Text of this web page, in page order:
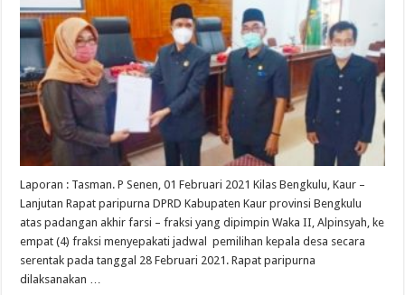
Laporan : Tasman. P Senen, 01 Februari 2021 Kilas Bengkulu, Kaur –
Lanjutan Rapat paripurna DPRD Kabupaten Kaur provinsi Bengkulu
atas padangan akhir farsi – fraksi yang dipimpin Waka II, Alpinsyah, ke
empat (4) fraksi menyepakati jadwal pemilihan kepala desa secara
serentak pada tanggal 28 Februari 2021. Rapat paripurna
dilaksanakan …